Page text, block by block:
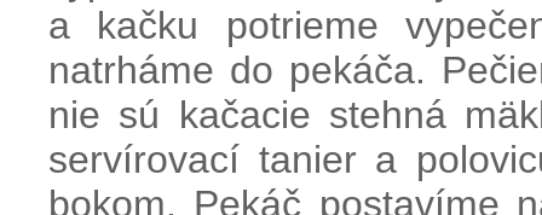
a kačku potrieme
natrháme do pekáča.
nie sú kačacie stehná
servírovací tanier a
bokom. Pekáč postavíme